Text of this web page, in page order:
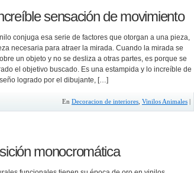
sensación de movimiento
conjuga esa serie de factores que otorgan a una pieza,
necesaria para atraer la mirada. Cuando la mirada se
un objeto y no se desliza a otras partes, es porque se
el objetivo buscado. Es una estampida y lo increíble de
logrado por el dibujante, […]
En Decoracion de interiores, Vinilos Animales
monocromática